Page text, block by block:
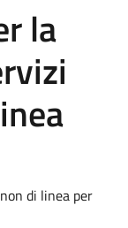
la
di linea per